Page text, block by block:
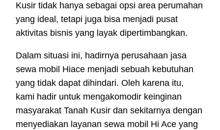
Kusir tidak hanya sebagai opsi area perumahan
yang ideal, tetapi juga bisa menjadi pusat
aktivitas bisnis yang layak dipertimbangkan.
Dalam situasi ini, hadirnya perusahaan jasa
sewa mobil Hiace menjadi sebuah kebutuhan
yang tidak dapat dihindari. Oleh karena itu,
kami hadir untuk mengakomodir keinginan
masyarakat Tanah Kusir dan sekitarnya dengan
menyediakan layanan sewa mobil Hi Ace yang